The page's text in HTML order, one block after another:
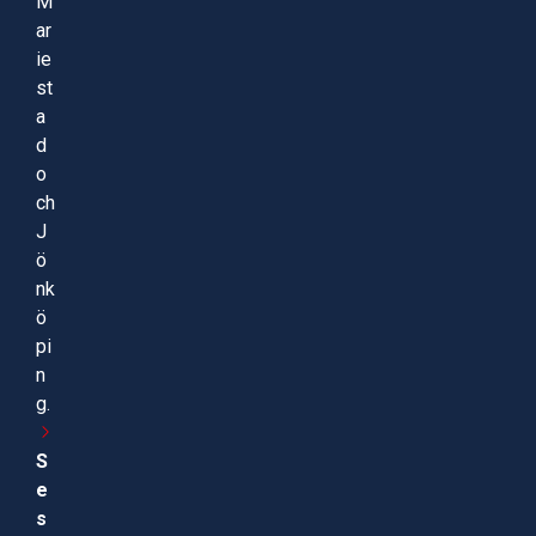
ar
ie
st
a
d
o
ch
J
ö
nk
ö
pi
n
g.
S
e
s